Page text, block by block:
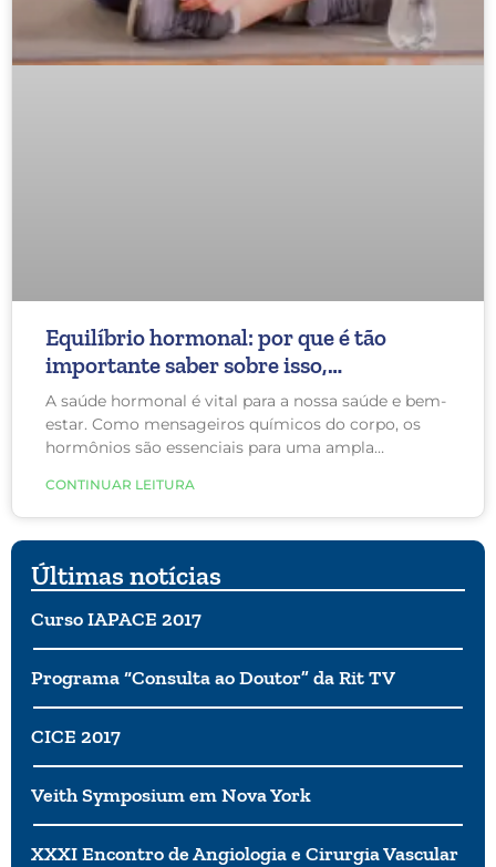
Equilíbrio hormonal: por que é tão
importante saber sobre isso,
principalmente se você tem Lipedema?
A saúde hormonal é vital para a nossa saúde e bem-
estar. Como mensageiros químicos do corpo, os
hormônios são essenciais para uma ampla
fases da vida, os hormônios desempenham um
papel importante.
CONTINUAR LEITURA
Últimas notícias
Curso IAPACE 2017
Programa “Consulta ao Doutor” da Rit TV
CICE 2017
Veith Symposium em Nova York
XXXI Encontro de Angiologia e Cirurgia Vascular